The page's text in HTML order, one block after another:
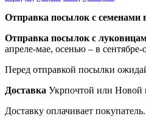
Отправка посылок с семенами
Отправка посылок с
апреле-мае, осенью – в сентябре-
Перед отправкой посылки
Доставка Укрпочтой или Новой
Доставку оплачивает покупатель.